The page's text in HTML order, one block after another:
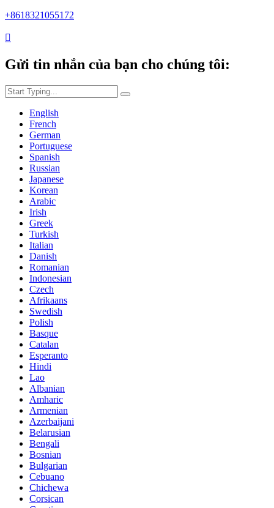
+8618321055172

Gửi tin nhắn của bạn cho chúng tôi:
English
French
German
Portuguese
Spanish
Russian
Japanese
Korean
Arabic
Irish
Greek
Turkish
Italian
Danish
Romanian
Indonesian
Czech
Afrikaans
Swedish
Polish
Basque
Catalan
Esperanto
Hindi
Lao
Albanian
Amharic
Armenian
Azerbaijani
Belarusian
Bengali
Bosnian
Bulgarian
Cebuano
Chichewa
Corsican